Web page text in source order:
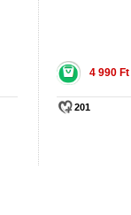
4 990 Ft
201